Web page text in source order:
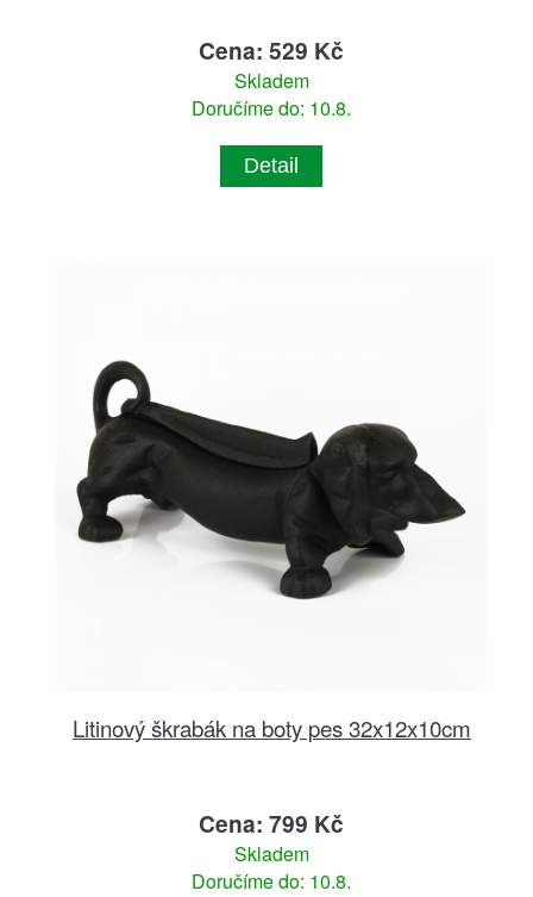
Cena: 529 Kč
Skladem
Doručíme do: 10.8.
Detail
Litinový škrabák na boty pes 32x12x10cm
Cena: 799 Kč
Skladem
Doručíme do: 10.8.